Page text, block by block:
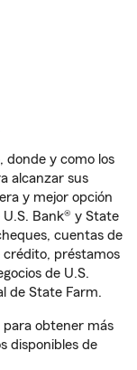
donde y como los
alcanzar sus
y mejor opción
Bank® y State
cuentas de
crédito, préstamos
de U.S.
de State Farm.
para obtener más
disponibles de